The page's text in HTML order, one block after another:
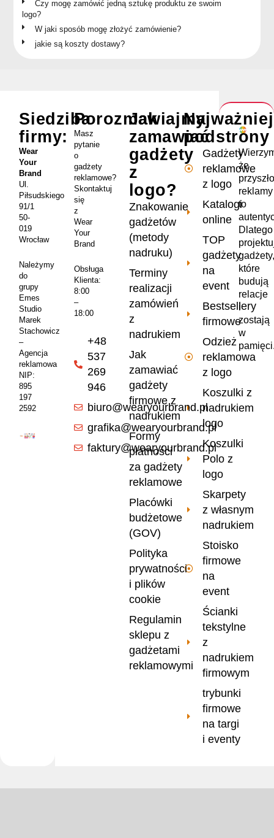
Czy mogę zamówić jedną sztukę produktu ze swoim
logo?
W jaki sposób mogę złożyć zamówienie?
jakie są koszty dostawy?
że
reklamy
to
Dlatego
gadżety,
które
budują
relacje
i
zostają
w
podstrony
Gadżety
reklamowe
z logo
Katalogi
online
TOP
gadżety
na
event
Bestsellery
firmowe
Odzież
reklamowa
z logo
Koszulki z
nadrukiem
logo
Koszulki
Polo z
logo
Skarpety
z własnym
nadrukiem
Stoisko
firmowe
na
event
Ścianki
tekstylne
z
nadrukiem
firmowym
trybunki
firmowe
na targi
i eventy
Jak
zamawiać
gadżety
z
logo?
Znakowanie
gadżetów
(metody
nadruku)
Terminy
realizacji
zamówień
z
nadrukiem
Jak
zamawiać
gadżety
firmowe z
nadrukiem
Formy
płatności
za gadżety
reklamowe
Placówki
budżetowe
(GOV)
Polityka
prywatności
i plików
cookie
Regulamin
sklepu z
gadżetami
reklamowymi
Porozmawiajmy
Masz
pytanie
o
gadżety
reklamowe?
Skontaktuj
się
z
Wear
Your
Brand
Obsługa
Klienta:
8:00
–
18:00
+48
537
269
946
biuro@wearyourbrand.pl
grafika@wearyourbrand.pl
faktury@wearyourbrand.pl
Siedziba
firmy:
Wear
Your
Brand
Ul.
Piłsudskiego
91/1
50-
019
Wrocław
Należymy
do
grupy
Emes
Studio
Marek
Stachowicz
–
Agencja
reklamowa
NIP:
895
197
2592